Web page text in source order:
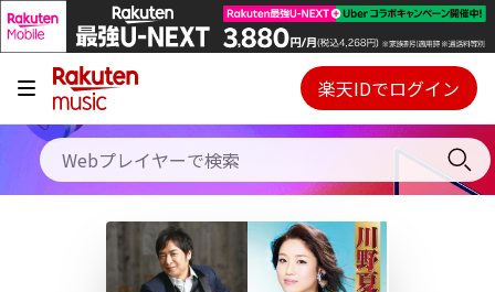
キャンペーン
料金プラン
使い方
初回30日間無料お試し
Webプレイヤー
ご契約内容の確認・変更
楽天IDでログイン